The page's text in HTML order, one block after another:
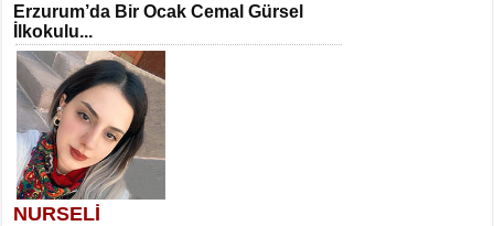
Erzurum’da Bir Ocak Cemal Gürsel
İlkokulu...
NURSELİ